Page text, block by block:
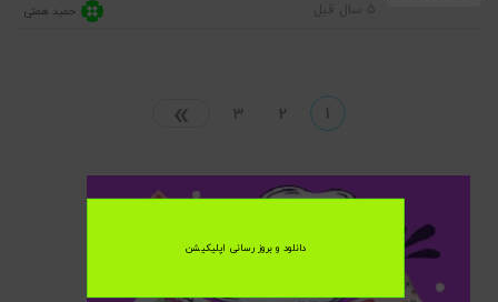
حمید همتی
1
2
3
»
دانلود و بروز رسانی اپلیکیشن